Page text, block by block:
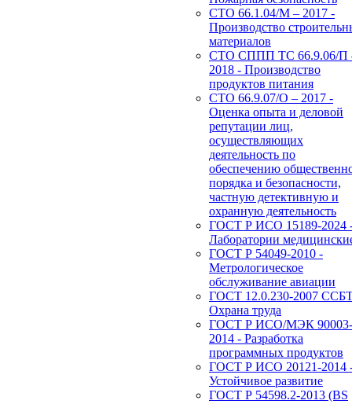
СТО 66.1.04/М – 2017 -
Производство
материалов
СТО СППП ТС 66.9.06/П
2018 - Производство
продуктов питания
СТО 66.9.07/О – 2017 -
Оценка опыта и деловой
репутации лиц,
осуществляющих
деятельность по
обеспечению
порядка и безопасности,
частную детективную и
охранную деятельность
ГОСТ Р ИСО 15189-2024
Лаборатории
ГОСТ Р 54049-2010 -
Метрологическое
обслуживание авиации
ГОСТ 12.0.230-2007
Охрана труда
ГОСТ Р ИСО/МЭК 90003-
2014 - Разработка
программных продуктов
ГОСТ Р ИСО 20121-2014
Устойчивое развитие
ГОСТ Р 54598.2-2013 (BS